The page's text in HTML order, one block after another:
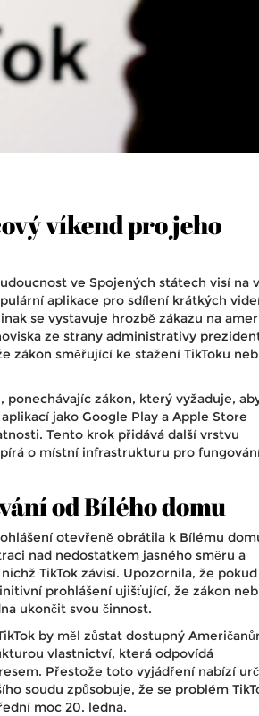
víkend pro jeho
ve Spojených státech visí na
aplikace pro sdílení krátkých
se vystavuje hrozbě zákazu na
ze strany administrativy
zákon směřující ke stažení TikToku
zákon, který vyžaduje,
jako Google Play a Apple Store
Tento krok přidává další vrstvu
o místní infrastrukturu pro
od Bílého domu
otevřeně obrátila k Bílému
nad nedostatkem jasného směru a
TikTok závisí. Upozornila, že pokud
prohlášení ujišťující, že zákon
ukončit svou činnost.
by měl zůstat dostupný
vlastnictví, která odpovídá
Přestože toto vyjádření nabízí
soudu způsobuje, že se problém
moc 20. ledna.